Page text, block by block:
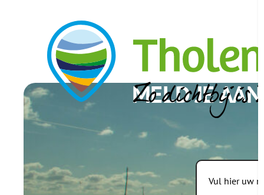
MELD JE
Email